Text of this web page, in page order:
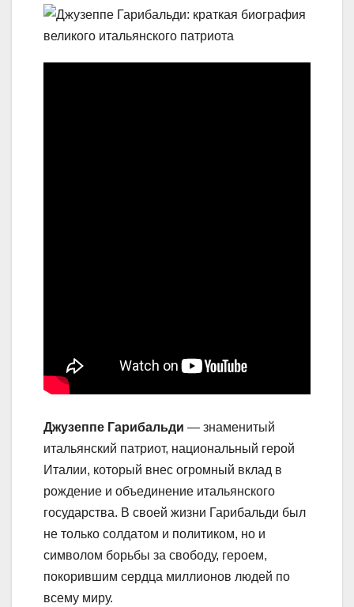
Джузеппе Гарибальди — знаменитый
итальянский патриот, национальный герой
Италии, который внес огромный вклад в
рождение и объединение итальянского
государства. В своей жизни Гарибальди был
не только солдатом и политиком, но и
символом борьбы за свободу, героем,
покорившим сердца миллионов людей по
всему миру.